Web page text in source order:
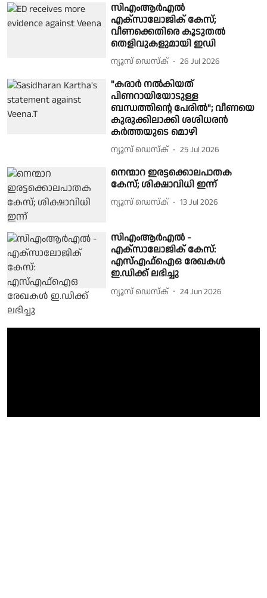
സിഎംആർഎൽ
എക്‌സാലോജിക് കേസ്;
വീണക്കെതിരെ കൂടുതൽ
തെളിവുകളുമായി ഇഡി
ന്യൂസ് ഡെസ്ക് 26 Jul 2026
"കരാർ നൽകിയത്
പിണറായിയോടുള്ള
ബന്ധത്തിൻ്റെ പേരിൽ"; വീണയെ
കുരുക്കിലാക്കി ശശിധരൻ
കർത്തയുടെ മൊഴി
ന്യൂസ് ഡെസ്ക് 25 Jul 2026
നെന്മാറ ഇരട്ടക്കൊലപാതക
കേസ്; ശിക്ഷാവിധി ഇന്ന്
ന്യൂസ് ഡെസ്ക് 13 Jul 2026
സിഎംആർഎൽ -
എക്സാലോജിക് കേസ്:
എസ്എഫ്ഐഒ രേഖകൾ
ഇ.ഡിക്ക് ലഭിച്ചു
ന്യൂസ് ഡെസ്ക് 24 Jun 2026